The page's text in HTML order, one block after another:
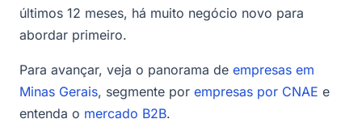
últimos 12 meses, há muito negócio novo para
abordar primeiro.
Para avançar, veja o panorama de empresas em
Minas Gerais, segmente por empresas por CNAE e
entenda o mercado B2B.